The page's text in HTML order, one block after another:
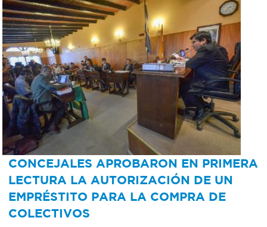
CONCEJALES APROBARON EN PRIMERA
LECTURA LA AUTORIZACIÓN DE UN
EMPRÉSTITO PARA LA COMPRA DE
COLECTIVOS